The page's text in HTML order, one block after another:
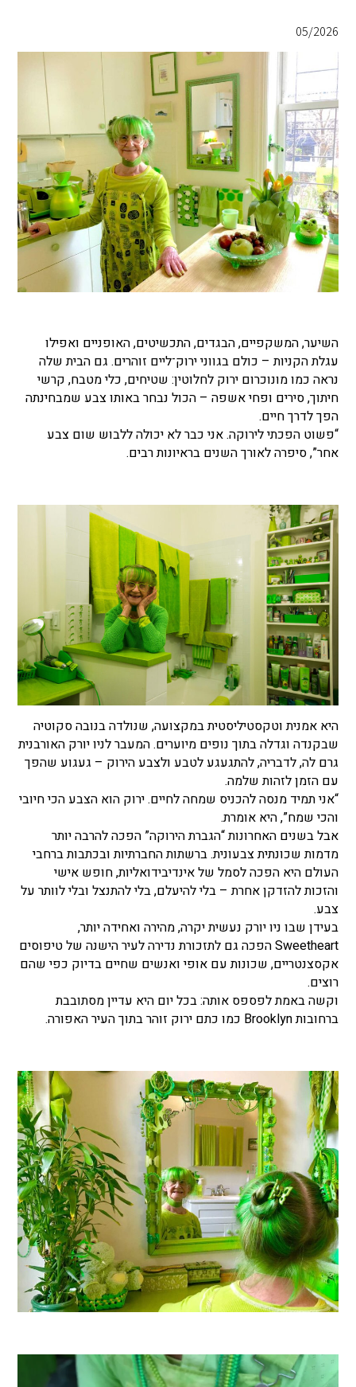
05/2026
השיער, המשקפיים, הבגדים, התכשיטים, האופניים ואפילו
עגלת הקניות – כולם בגווני ירוק־ליים זוהרים. גם הבית שלה
נראה כמו מונוכרום ירוק לחלוטין: שטיחים, כלי מטבח, קרשי
חיתוך, סירים ופחי אשפה – הכול נבחר באותו צבע שמבחינתה
הפך לדרך חיים.
“פשוט הפכתי לירוקה. אני כבר לא יכולה ללבוש שום צבע
אחר”, סיפרה לאורך השנים בראיונות רבים.
היא אמנית וטקסטיליסטית במקצועה, שנולדה בנובה סקוטיה
שבקנדה וגדלה בתוך נופים מיוערים. המעבר לניו יורק האורבנית
גרם לה, לדבריה, להתגעגע לטבע ולצבע הירוק – געגוע שהפך
עם הזמן לזהות שלמה.
“אני תמיד מנסה להכניס שמחה לחיים. ירוק הוא הצבע הכי חיובי
והכי שמח”, היא אומרת.
אבל בשנים האחרונות “הגברת הירוקה” הפכה להרבה יותר
מדמות שכונתית צבעונית. ברשתות החברתיות ובכתבות ברחבי
העולם היא הפכה לסמל של אינדיבידואליות, חופש אישי
והזכות להזדקן אחרת – בלי להיעלם, בלי להתנצל ובלי לוותר על
צבע.
בעידן שבו ניו יורק נעשית יקרה, מהירה ואחידה יותר,
Sweetheart הפכה גם לתזכורת נדירה לעיר הישנה של טיפוסים
אקסצנטריים, שכונות עם אופי ואנשים שחיים בדיוק כפי שהם
רוצים.
וקשה באמת לפספס אותה: בכל יום היא עדיין מסתובבת
ברחובות Brooklyn כמו כתם ירוק זוהר בתוך העיר האפורה.